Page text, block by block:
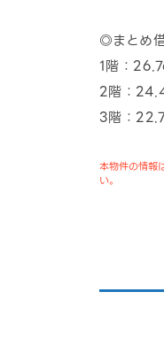
◎まとめ
1階：
2階：
3階：
本物件の情報
い。